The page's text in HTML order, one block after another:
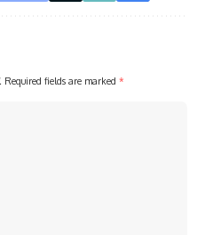
Required fields are marked *